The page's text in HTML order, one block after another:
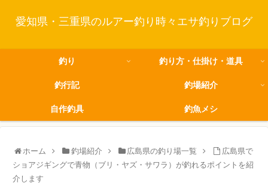
愛知県・三重県のルアー釣り時々エサ釣りブログ
釣り 釣り方・仕掛け・道具
釣行記 釣場紹介
自作釣具 釣魚メシ
ホーム 釣場紹介 広島県の釣り場一覧
広島県で
ショアジギングで青物（ブリ・ヤズ・サワラ）が釣れるポイントを紹
介します